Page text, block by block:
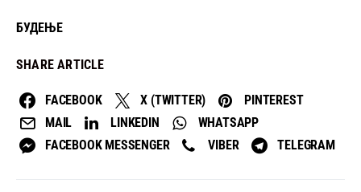
БУДЕЊЕ
SHARE ARTICLE
FACEBOOK X (TWITTER)
PINTEREST
MAIL
LINKEDIN
WHATSAPP
FACEBOOK MESSENGER
VIBER TELEGRAM